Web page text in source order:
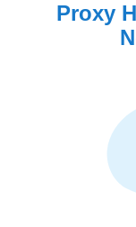
Proxy